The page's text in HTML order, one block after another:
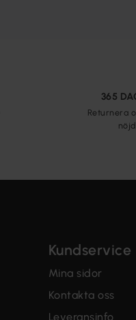
365
Returnera
Kundservice
Mina sidor
Kontakta oss
Leveransinfo